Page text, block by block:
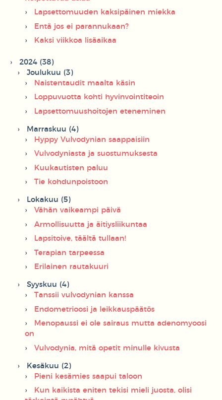
Lapsettomuuden kaksipäinen miekka
Entä jos ei parannukaan?
Kaksi viikkoa lisäaikaa
2024 (38)
Joulukuu (3)
Naistentaudit maalta käsin
Loppuvuotta kohti hyvinvointiteoin
Lapsettomuushoitojen eteneminen
Marraskuu (4)
Hyppy Vulvodynian saappaisiin
Vulvodyniasta ja suostumuksesta
Kuukautisten paluu
Tie kohdunpoistoon
Lokakuu (5)
Vähän vaikeampi päivä
Armollisuutta ja äitiysliikuntaa
Lapsitoive, täältä tullaan!
Terapian tarpeessa
Erilainen rautakuuri
Syyskuu (4)
Tanssii vulvodynian kanssa
Endometrioosi ja leikkauspäätös
Menopaussi ei ole sairaus mutta adenomyoosi
on
Vulvodynia, mitä opetit minulle kivusta
Kesäkuu (2)
Pieni kesämies saapui taloon
Kun kaikista eniten tekisi mieli juosta, olisi